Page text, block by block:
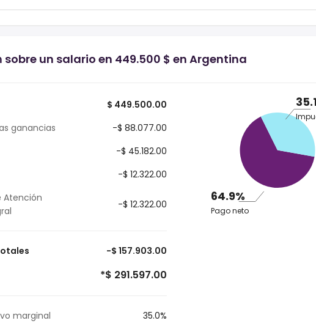
sobre un salario en 449.500 $ en Argentina
$ 449.500.00
ganancias
-$ 88.077.00
-$ 45.182.00
-$ 12.322.00
Atención
-$ 12.322.00
-$ 157.903.00
*$ 291.597.00
marginal
35.0%
64.9%
Pago neto